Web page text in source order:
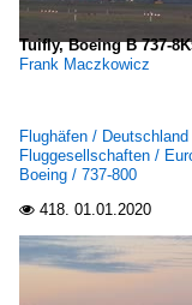
Tuifly, Boeing B 737-
Frank Maczkowicz
Flughäfen /
Fluggesellschaften /
Boeing / 737-800
 418. 01.01.2020